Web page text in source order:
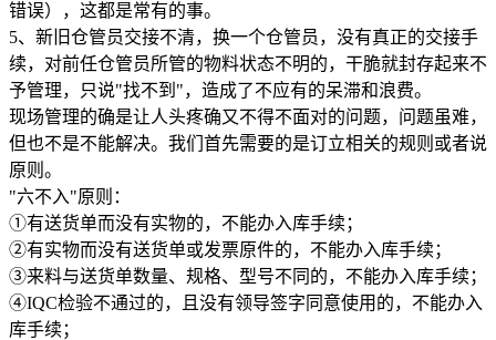
错误），这都是常有的事。
5、新旧仓管员交接不清，换一个仓管员，没有真正的交接手
续，对前任仓管员所管的物料状态不明的，干脆就封存起来不
予管理，只说"找不到"，造成了不应有的呆滞和浪费。
现场管理的确是让人头疼确又不得不面对的问题，问题虽难，
但也不是不能解决。我们首先需要的是订立相关的规则或者说
原则。
"六不入"原则：
①有送货单而没有实物的，不能办入库手续；
②有实物而没有送货单或发票原件的，不能办入库手续；
③来料与送货单数量、规格、型号不同的，不能办入库手续；
④IQC检验不通过的，且没有领导签字同意使用的，不能办入
库手续；